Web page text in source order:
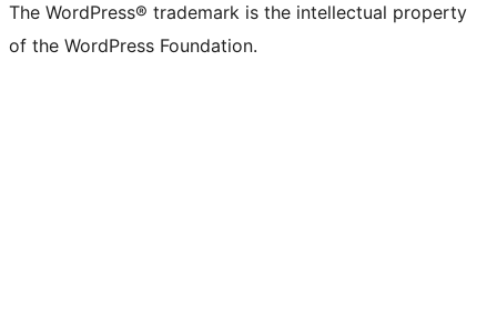
The WordPress® trademark is the intellectual property
of the WordPress Foundation.